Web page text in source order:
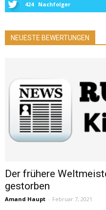
424 Nachfolger
NEUESTE BEWERTUNGEN
Der frühere
gestorben
Amand Haupt - Februar 7, 2021